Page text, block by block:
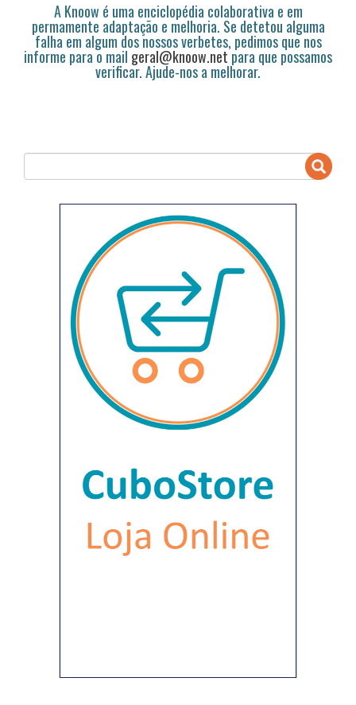
A Knoow é uma enciclopédia colaborativa e em
permamente adaptação e melhoria. Se detetou alguma
falha em algum dos nossos verbetes, pedimos que nos
informe para o mail geral@knoow.netpara que possamos
verificar. Ajude-nos a melhorar.